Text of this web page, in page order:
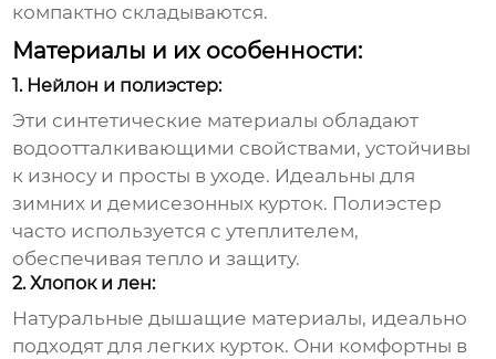
компактно складываются.
Материалы и их особенности:
1. Нейлон и полиэстер:
Эти синтетические материалы обладают
водоотталкивающими свойствами, устойчивы
к износу и просты в уходе. Идеальны для
зимних и демисезонных курток. Полиэстер
часто используется с утеплителем,
обеспечивая тепло и защиту.
2. Хлопок и лен:
Натуральные дышащие материалы, идеально
подходят для легких курток. Они комфортны в